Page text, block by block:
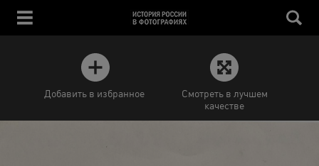
Добавить в избранное
Смотреть в лучшем
качестве